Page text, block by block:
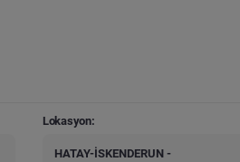
Lokasyon:
HATAY-İSKENDERUN -